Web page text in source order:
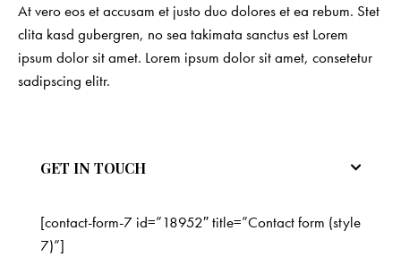
At vero eos et accusam et justo duo dolores et ea rebum. Stet
clita kasd gubergren, no sea takimata sanctus est Lorem
ipsum dolor sit amet. Lorem ipsum dolor sit amet, consetetur
sadipscing elitr.
GET IN TOUCH
[contact-form-7 id=”18952″ title=”Contact form (style
7)”]